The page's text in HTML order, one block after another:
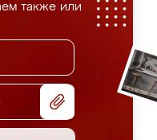
также или